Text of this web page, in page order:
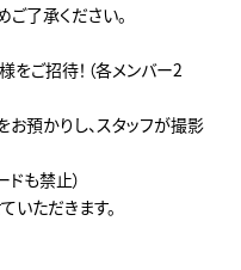
了承ください。
をご招待！（各メンバー2
お預かりし、スタッフが撮影
も禁止）
ただきます。